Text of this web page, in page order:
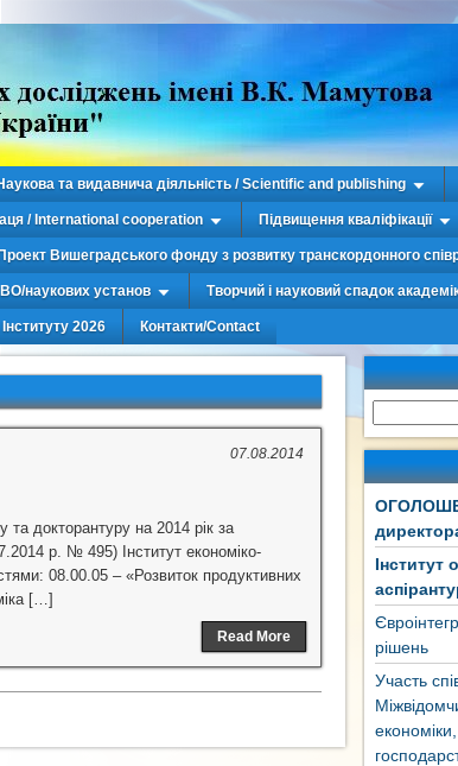
та видавнича діяльність / Scientific and publishing
/ International cooperation Підвищення кваліфікації
Вишеградського фонду з розвитку транскордонного
наукових установ Творчий і науковий спадок
2026 Контакти/Contact
07.08.2014
та докторантуру на 2014 рік за
р. № 495) Інститут економіко-
08.00.05 – «Розвиток продуктивних
[…]
Read More
Інститут
рішень
Участь